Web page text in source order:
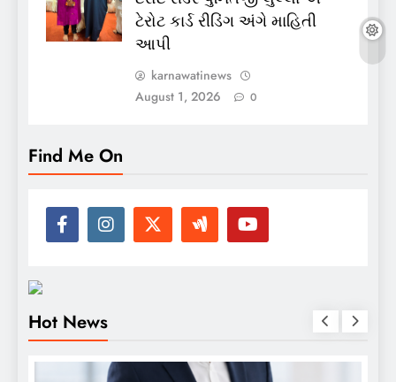
ટેરોટ કાર્ડ રીડિંગ અંગે માહિતી
આપી
karnawatinews
August 1, 2026
0
Find Me On
Hot News